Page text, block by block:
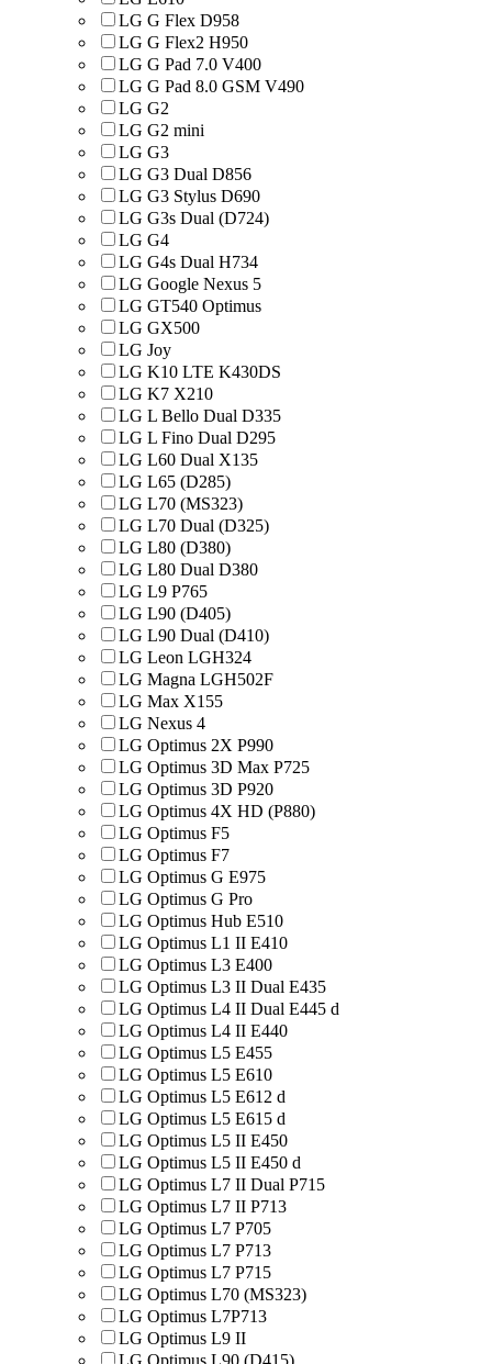
LG G Flex D958
LG G Flex2 H950
LG G Pad 7.0 V400
LG G Pad 8.0 GSM V490
LG G2
LG G2 mini
LG G3
LG G3 Dual D856
LG G3 Stylus D690
LG G3s Dual (D724)
LG G4
LG G4s Dual H734
LG Google Nexus 5
LG GT540 Optimus
LG GX500
LG Joy
LG K10 LTE K430DS
LG K7 X210
LG L Bello Dual D335
LG L Fino Dual D295
LG L60 Dual X135
LG L65 (D285)
LG L70 (MS323)
LG L70 Dual (D325)
LG L80 (D380)
LG L80 Dual D380
LG L9 P765
LG L90 (D405)
LG L90 Dual (D410)
LG Leon LGH324
LG Magna LGH502F
LG Max X155
LG Nexus 4
LG Optimus 2X P990
LG Optimus 3D Max P725
LG Optimus 3D P920
LG Optimus 4X HD (P880)
LG Optimus F5
LG Optimus F7
LG Optimus G E975
LG Optimus G Pro
LG Optimus Hub E510
LG Optimus L1 II E410
LG Optimus L3 E400
LG Optimus L3 II Dual E435
LG Optimus L4 II Dual E445 d
LG Optimus L4 II E440
LG Optimus L5 E455
LG Optimus L5 E610
LG Optimus L5 E612 d
LG Optimus L5 E615 d
LG Optimus L5 II E450
LG Optimus L5 II E450 d
LG Optimus L7 II Dual P715
LG Optimus L7 II P713
LG Optimus L7 P705
LG Optimus L7 P713
LG Optimus L7 P715
LG Optimus L70 (MS323)
LG Optimus L7P713
LG Optimus L9 II
LG Optimus L90 (D415)